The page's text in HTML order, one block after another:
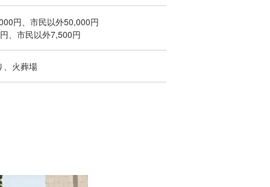
円、市民以外50,000円
、市民以外7,500円
、火葬場